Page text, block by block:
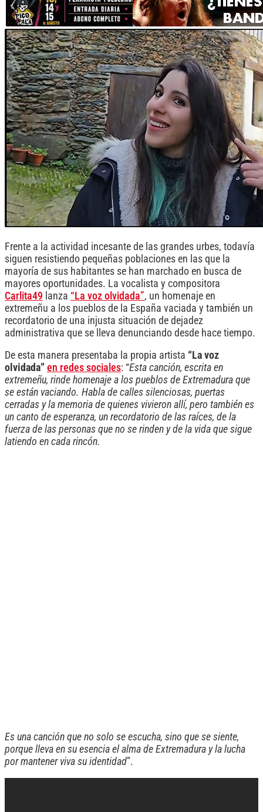
Frente a la actividad incesante de las grandes urbes, todavía
siguen resistiendo pequeñas poblaciones en las que la
mayoría de sus habitantes se han marchado en busca de
mayores oportunidades. La vocalista y compositora
Carlita49 lanza “La voz olvidada”, un homenaje en
extremeñu a los pueblos de la España vaciada y también un
recordatorio de una injusta situación de dejadez
administrativa que se lleva denunciando desde hace tiempo.
De esta manera presentaba la propia artista “La voz
olvidada” en redes sociales: “Esta canción, escrita en
extremeñu, rinde homenaje a los pueblos de Extremadura que
se están vaciando. Habla de calles silenciosas, puertas
cerradas y la memoria de quienes vivieron allí, pero también es
un canto de esperanza, un recordatorio de las raíces, de la
fuerza de las personas que no se rinden y de la vida que sigue
latiendo en cada rincón.
Es una canción que no solo se escucha, sino que se siente,
porque lleva en su esencia el alma de Extremadura y la lucha
por mantener viva su identidad”.